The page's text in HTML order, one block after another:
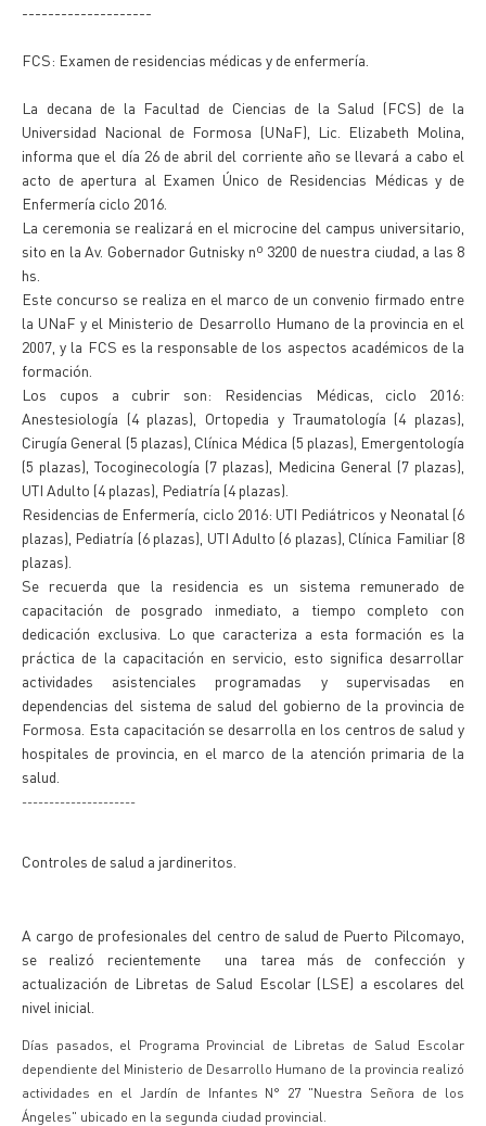
--------------------
FCS: Examen de residencias médicas y de enfermería.
La decana de la Facultad de Ciencias de la Salud (FCS) de la
Universidad Nacional de Formosa (UNaF), Lic. Elizabeth Molina,
informa que el día 26 de abril del corriente año se llevará a cabo el
acto de apertura al Examen Único de Residencias Médicas y de
Enfermería ciclo 2016.
La ceremonia se realizará en el microcine del campus universitario,
sito en la Av. Gobernador Gutnisky nº 3200 de nuestra ciudad, a las 8
hs.
Este concurso se realiza en el marco de un convenio firmado entre
la UNaF y el Ministerio de Desarrollo Humano de la provincia en el
2007, y la FCS es la responsable de los aspectos académicos de la
formación.
Los cupos a cubrir son: Residencias Médicas, ciclo 2016:
Anestesiología (4 plazas), Ortopedia y Traumatología (4 plazas),
Cirugía General (5 plazas), Clínica Médica (5 plazas), Emergentología
(5 plazas), Tocoginecología (7 plazas), Medicina General (7 plazas),
UTI Adulto (4 plazas), Pediatría (4 plazas).
Residencias de Enfermería, ciclo 2016: UTI Pediátricos y Neonatal (6
plazas), Pediatría (6 plazas), UTI Adulto (6 plazas), Clínica Familiar (8
plazas).
Se recuerda que la residencia es un sistema remunerado de
capacitación de posgrado inmediato, a tiempo completo con
dedicación exclusiva. Lo que caracteriza a esta formación es la
práctica de la capacitación en servicio, esto significa desarrollar
actividades asistenciales programadas y supervisadas en
dependencias del sistema de salud del gobierno de la provincia de
Formosa. Esta capacitación se desarrolla en los centros de salud y
hospitales de provincia, en el marco de la atención primaria de la
salud.
---------------------
Controles de salud a jardineritos.
A cargo de profesionales del centro de salud de Puerto Pilcomayo,
se realizó recientemente una tarea más de confección y
actualización de Libretas de Salud Escolar (LSE) a escolares del
nivel inicial.
Días pasados, el Programa Provincial de Libretas de Salud Escolar
dependiente del Ministerio de Desarrollo Humano de la provincia realizó
actividades en el Jardín de Infantes N° 27 "Nuestra Señora de los
Ángeles" ubicado en la segunda ciudad provincial.